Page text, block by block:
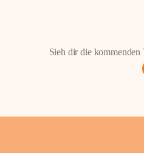
Sieh dir die